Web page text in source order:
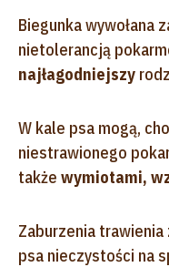
Biegunka wywołana
nietolerancją
najłagodniejszy
W kale psa mogą,
niestrawionego
także wymiotami,
Zaburzenia
psa nieczystości na